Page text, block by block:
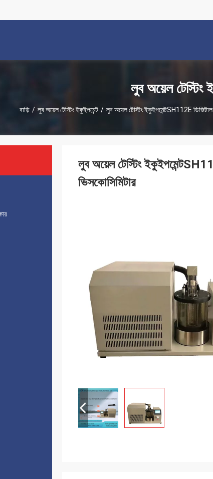
লুব অয়েল টেস্টিং
বাড়ি / লুব অয়েল টেস্টিং ইকুইপমেন্ট / লুব অয়েল টেস্টিং ইকুইপমেন্টSH112E ডিজিটাল
লুব অয়েল টেস্টিং
ভিসকোসিমিটার